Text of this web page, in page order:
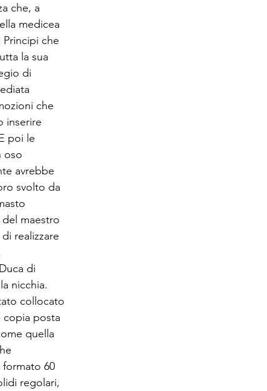
che, a
medicea
che
la sua
di
che
inserire
poi le
oso
avrebbe
svolto da
maestro
realizzare
di
nicchia.
collocato
copia posta
quella
60
regolari,